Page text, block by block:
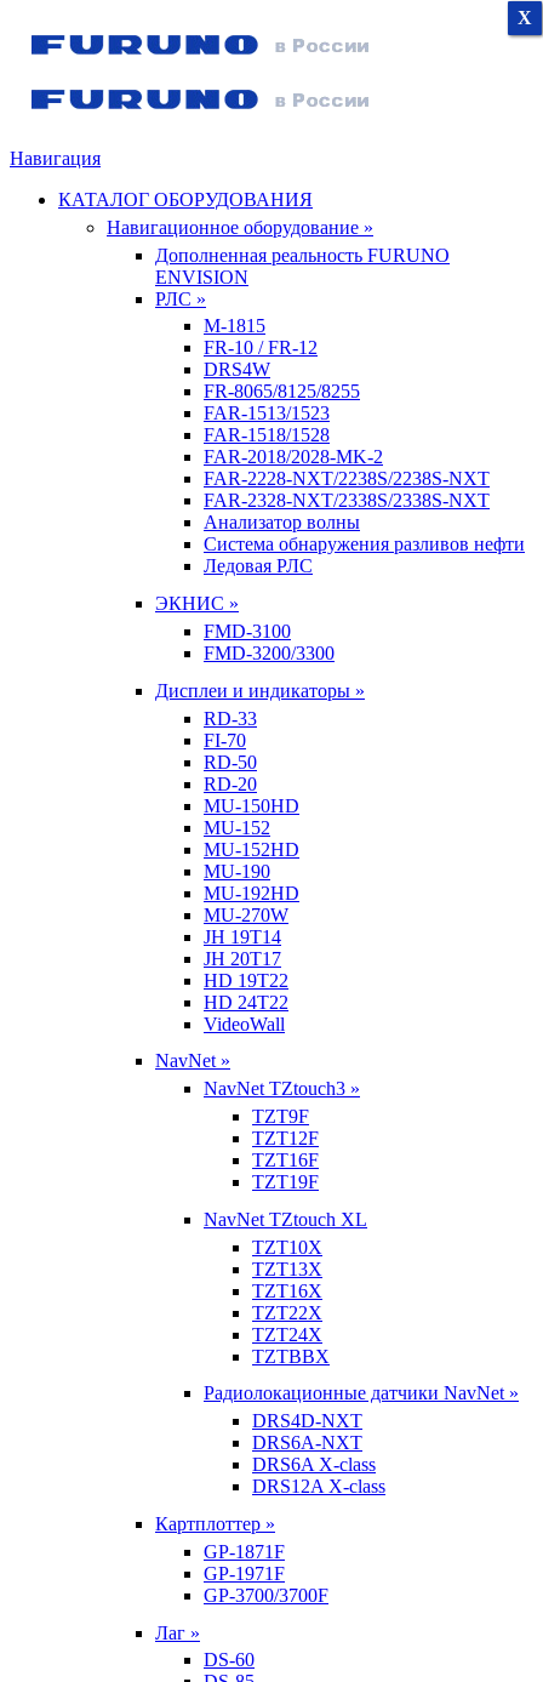
Навигация
КАТАЛОГ ОБОРУДОВАНИЯ
Навигационное оборудование »
Дополненная реальность FURUNO
ENVISION
РЛС »
M-1815
FR-10 / FR-12
DRS4W
FR-8065/8125/8255
FAR-1513/1523
FAR-1518/1528
FAR-2018/2028-MK-2
FAR-2228-NXT/2238S/2238S-NXT
FAR-2328-NXT/2338S/2338S-NXT
Анализатор волны
Система обнаружения разливов нефти
Ледовая РЛС
ЭКНИС »
FMD-3100
FMD-3200/3300
Дисплеи и индикаторы »
RD-33
FI-70
RD-50
RD-20
MU-150HD
MU-152
MU-152HD
MU-190
MU-192HD
MU-270W
JH 19T14
JH 20T17
HD 19T22
HD 24T22
VideoWall
NavNet »
NavNet TZtouch3 »
TZT9F
TZT12F
TZT16F
TZT19F
NavNet TZtouch XL
TZT10X
TZT13X
TZT16X
TZT22X
TZT24X
TZTBBX
Радиолокационные датчики NavNet »
DRS4D-NXT
DRS6A-NXT
DRS6A X-class
DRS12A X-class
Картплоттер »
GP-1871F
GP-1971F
GP-3700/3700F
Лаг »
DS-60
X
X
X